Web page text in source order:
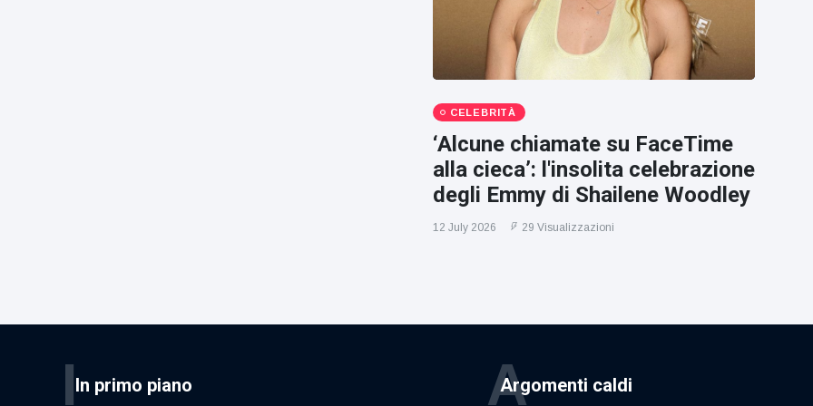
CELEBRITÀ
‘Alcune chiamate su FaceTime
alla cieca’: l'insolita celebrazione
degli Emmy di Shailene Woodley
12 July 2026 29 Visualizzazioni
In primo piano
I Argomenti caldi
A